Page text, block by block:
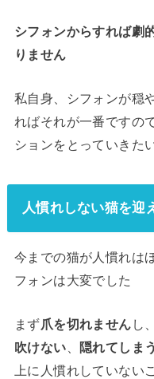
シフォンからすれば劇
りません
私自身、シフォンが穏
ればそれが一番ですの
ションをとっていきた
人慣れしない猫を迎
今までの猫が人慣れは
フォンは大変でした
まず爪を切れません し
吹けない
隠れてしま
上に人慣れしていない